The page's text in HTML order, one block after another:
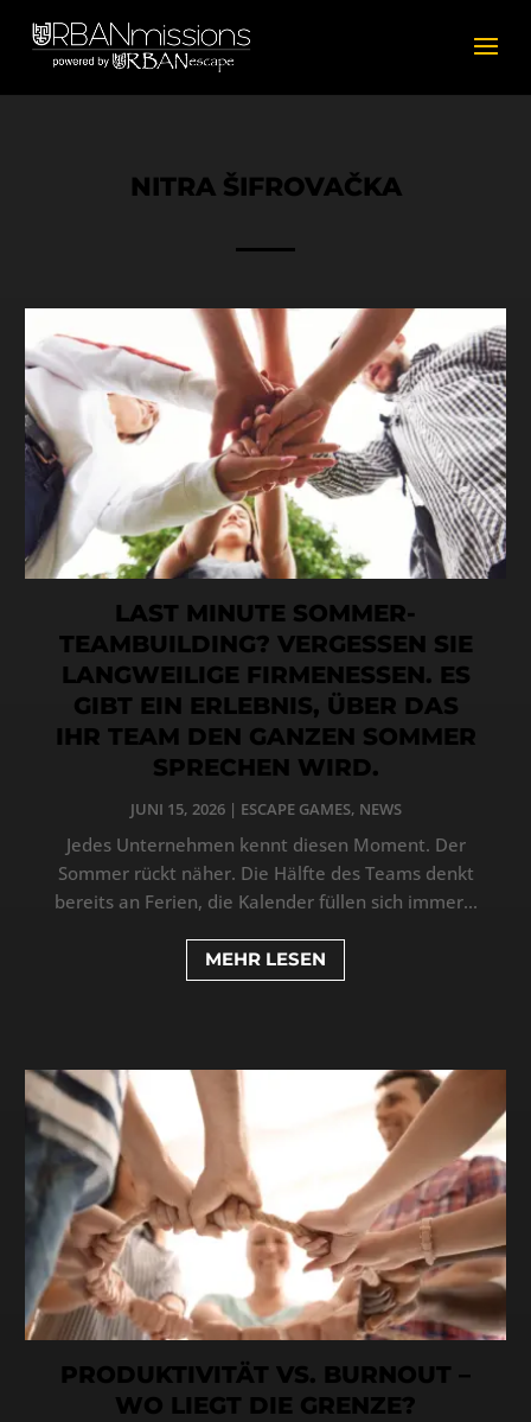
NITRA ŠIFROVAČKA
LAST MINUTE SOMMER-
TEAMBUILDING? VERGESSEN SIE
LANGWEILIGE FIRMENESSEN. ES
GIBT EIN ERLEBNIS, ÜBER DAS
IHR TEAM DEN GANZEN SOMMER
SPRECHEN WIRD.
JUNI 15, 2026| ESCAPE GAMES, NEWS
Jedes Unternehmen kennt diesen Moment. Der
Sommer rückt näher. Die Hälfte des Teams denkt
bereits an Ferien, die Kalender füllen sich immer...
MEHR LESEN
PRODUKTIVITÄT VS. BURNOUT –
WO LIEGT DIE GRENZE?